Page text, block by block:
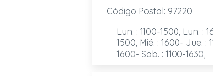
Código Postal: 97220
Lun. : 1100-1500, Lun. :
1500, Mié. : 1600- Jue. :
1600- Sab. : 1100-1630,